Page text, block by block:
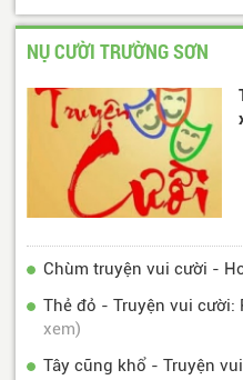
NỤ CƯỜI TRƯỜNG SƠN
Chùm truyện vui cười -
Thẻ đỏ - Truyện vui cười:
xem)
Tây cũng khổ - Truyện